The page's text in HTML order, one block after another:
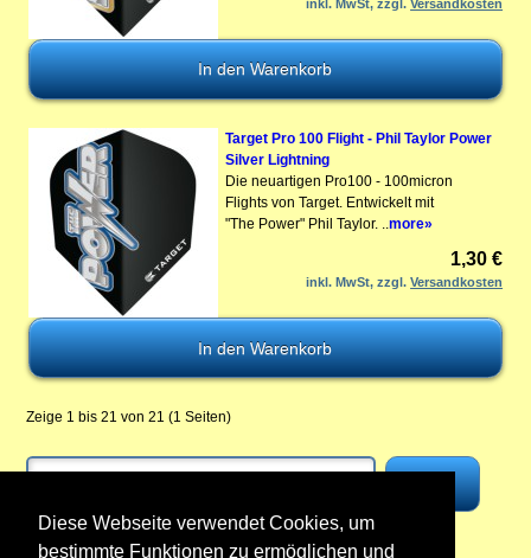
Diese Webseite verwendet Cookies, um
bestimmte Funktionen zu ermöglichen und
inkl. MwSt, zzgl.Versandkosten
Target Pro 100 Flight - Phil Taylor Power
Silver Lightning
Die neuartigen Pro100 - 100micron
Flights von Target. Entwickelt mit
"The Power" Phil Taylor. ..more»
1,30 €
inkl. MwSt, zzgl.Versandkosten
Zeige 1 bis 21 von 21 (1 Seiten)